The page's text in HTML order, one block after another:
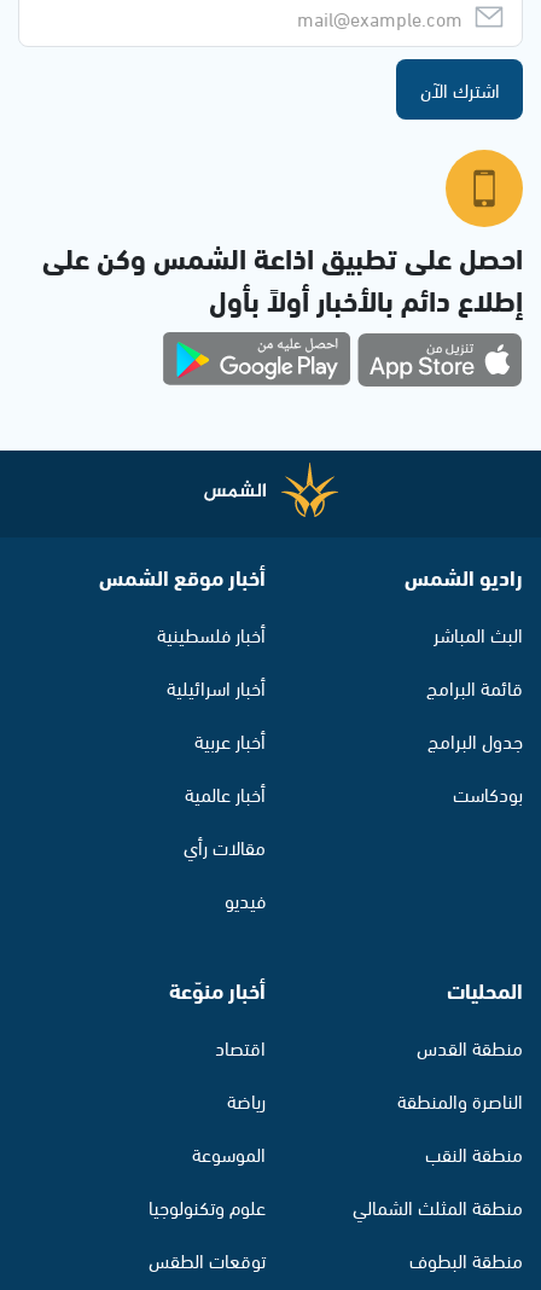
اشترك الآن
احصل على تطبيق اذاعة الشمس وكن على
إطلاع دائم بالأخبار أولاً بأول
راديو الشمس
البث المباشر
قائمة البرامج
جدول البرامج
بودكاست
أخبار موقع الشمس
أخبار فلسطينية
أخبار اسرائيلية
أخبار عربية
أخبار عالمية
مقالات رأي
فيديو
المحليات
منطقة القدس
الناصرة والمنطقة
منطقة النقب
منطقة المثلث الشمالي
منطقة البطوف
أخبار منوّعة
اقتصاد
رياضة
الموسوعة
علوم وتكنولوجيا
توقعات الطقس